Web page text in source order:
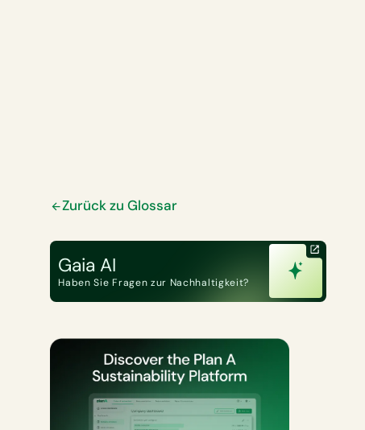
Zurück zu Glossar
Gaia AI
Haben Sie Fragen zur Nachhaltigkeit?